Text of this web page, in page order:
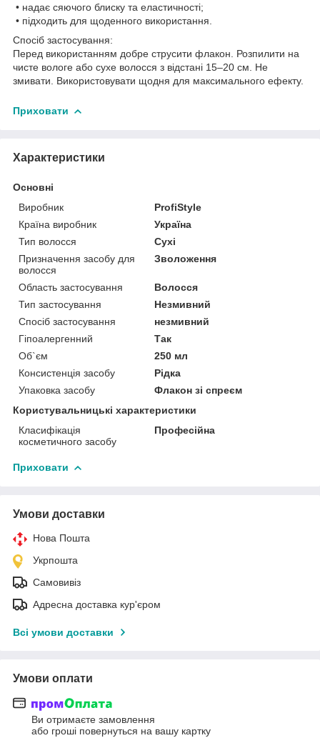
• надає сяючого блиску та еластичності;
• підходить для щоденного використання.
Спосіб застосування:
Перед використанням добре струсити флакон. Розпилити на
чисте вологе або сухе волосся з відстані 15–20 см. Не
змивати. Використовувати щодня для максимального ефекту.
Приховати
Характеристики
Основні
Виробник
ProfiStyle
Країна виробник
Україна
Тип волосся
Сухі
Призначення засобу для
волосся
Зволоження
Область застосування
Волосся
Тип застосування
Незмивний
Спосіб застосування
незмивний
Гіпоалергенний
Так
Об`єм
250 мл
Консистенція засобу
Рідка
Упаковка засобу
Флакон зі спреєм
Користувальницькі характеристики
Класифікація
косметичного засобу
Професійна
Приховати
Умови доставки
Нова Пошта
Укрпошта
Самовивіз
Адресна доставка кур'єром
Всі умови доставки
Умови оплати
Ви отримаєте замовлення
або гроші повернуться на вашу картку